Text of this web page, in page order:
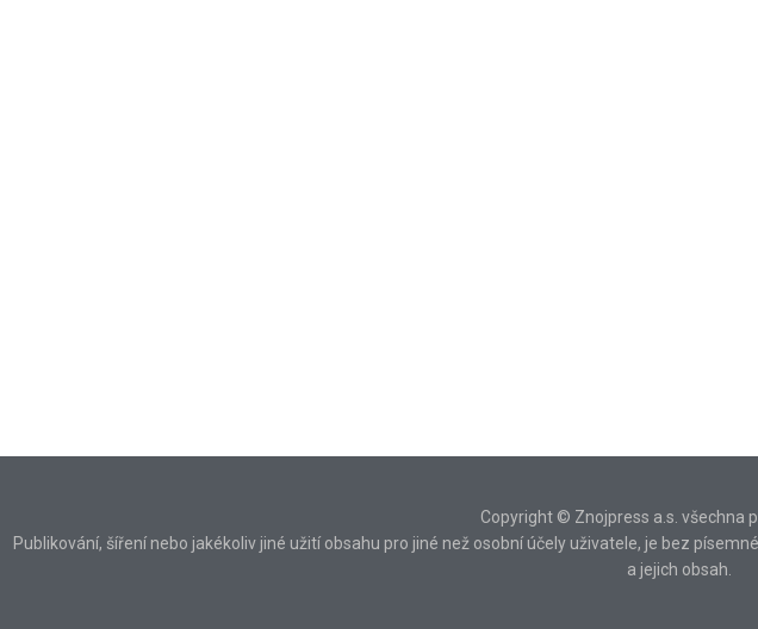
Copyright © Znojpress a.s. všechna
Publikování, šíření nebo jakékoliv jiné užití obsahu pro jiné než osobní účely uživatele, je bez
a jejich obsah.